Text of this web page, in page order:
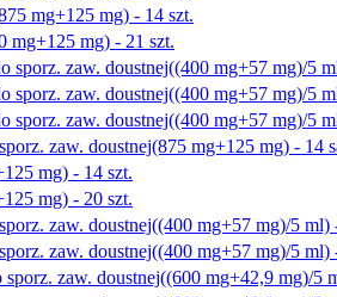
mg+125 mg) - 14 szt.
mg+125 mg) - 21 szt.
sporz. zaw. doustnej((400 mg+57 mg)/5
sporz. zaw. doustnej((400 mg+57 mg)/5
sporz. zaw. doustnej((400 mg+57 mg)/5
zaw. doustnej(875 mg+125 mg) - 14
mg) - 14 szt.
mg) - 20 szt.
zaw. doustnej((400 mg+57 mg)/5 ml)
zaw. doustnej((400 mg+57 mg)/5 ml)
zaw. doustnej((600 mg+42,9 mg)/5